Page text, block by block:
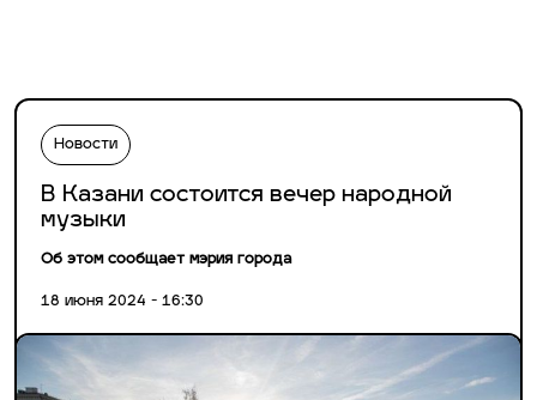
Новости
В Казани состоится вечер народной
музыки
Об этом сообщает мэрия города
18 июня 2024 - 16:30